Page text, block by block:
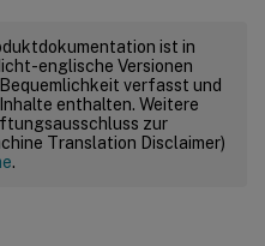
ist in
englische Versionen
verfasst und
enthalten. Weitere
zur
Translation Disclaimer)
.